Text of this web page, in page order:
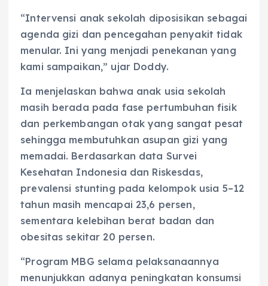
“Intervensi anak sekolah diposisikan sebagai
agenda gizi dan pencegahan penyakit tidak
menular. Ini yang menjadi penekanan yang
kami sampaikan,” ujar Doddy.
Ia menjelaskan bahwa anak usia sekolah
masih berada pada fase pertumbuhan fisik
dan perkembangan otak yang sangat pesat
sehingga membutuhkan asupan gizi yang
memadai. Berdasarkan data Survei
Kesehatan Indonesia dan Riskesdas,
prevalensi stunting pada kelompok usia 5–12
tahun masih mencapai 23,6 persen,
sementara kelebihan berat badan dan
obesitas sekitar 20 persen.
“Program MBG selama pelaksanaannya
menunjukkan adanya peningkatan konsumsi